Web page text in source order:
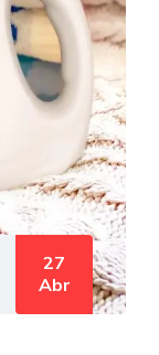
27
Abr